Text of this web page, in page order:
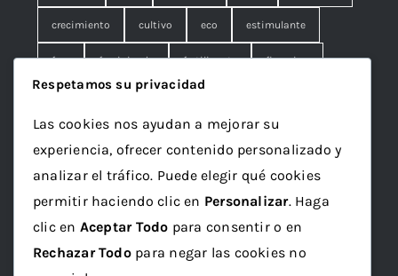
crecimiento cultivo eco estimulante
fem feminizada fertilizante floracion
fruna galleta
Grotek grow maceta marihuana
ml papelillo
rolling rosin sativa seed semilla
Respetamos su privacidad
Las cookies nos ayudan a mejorar su
experiencia, ofrecer contenido personalizado y
analizar el tráfico. Puede elegir qué cookies
permitir haciendo clic en Personalizar. Haga
clic en Aceptar Todo para consentir o en
Rechazar Todopara negar las cookies no